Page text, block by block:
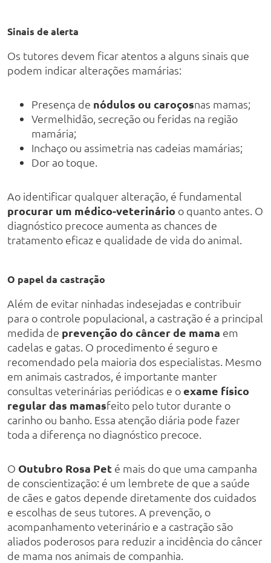
Sinais de alerta
Os tutores devem ficar atentos a alguns sinais que
podem indicar alterações mamárias:
Presença de nódulos ou caroçosnas mamas;
Vermelhidão, secreção ou feridas na região
mamária;
Inchaço ou assimetria nas cadeias mamárias;
Dor ao toque.
Ao identificar qualquer alteração, é fundamental
procurar um médico-veterinário o quanto antes. O
diagnóstico precoce aumenta as chances de
tratamento eficaz e qualidade de vida do animal.
O papel da castração
Além de evitar ninhadas indesejadas e contribuir
para o controle populacional, a castração é a principal
medida de prevenção do câncer de mama em
cadelas e gatas. O procedimento é seguro e
recomendado pela maioria dos especialistas. Mesmo
em animais castrados, é importante manter
consultas veterinárias periódicas e oexame físico
regular das mamasfeito pelo tutor durante o
carinho ou banho. Essa atenção diária pode fazer
toda a diferença no diagnóstico precoce.
O Outubro Rosa Pet é mais do que uma campanha
de conscientização: é um lembrete de que a saúde
de cães e gatos depende diretamente dos cuidados
e escolhas de seus tutores. A prevenção, o
acompanhamento veterinário e a castração são
aliados poderosos para reduzir a incidência do câncer
de mama nos animais de companhia.